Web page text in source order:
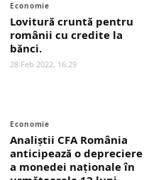
Economie
Lovitură cruntă pentru
românii cu credite la
bănci.
28 Feb 2022, 16:29
Economie
Analiştii CFA România
anticipează o depreciere
a monedei naţionale în